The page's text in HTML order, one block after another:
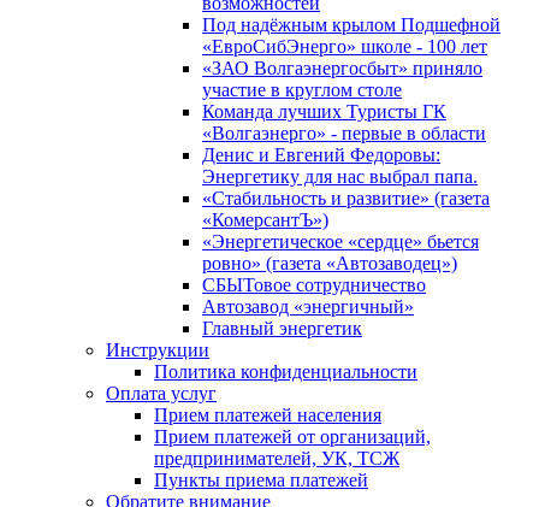
Под надёжным крылом Подшефной
«ЕвроСибЭнерго» школе - 100 лет
«ЗАО Волгаэнергосбыт» приняло
участие в круглом столе
Команда лучших Туристы ГК
«Волгаэнерго» - первые в области
Денис и Евгений Федоровы:
Энергетику для нас выбрал папа.
«Стабильность и развитие» (газета
«КомерсантЪ»)
«Энергетическое «сердце» бьется
ровно» (газета «Автозаводец»)
СБЫТовое сотрудничество
Автозавод «энергичный»
Главный энергетик
Инструкции
Политика конфиденциальности
Оплата услуг
Прием платежей населения
Прием платежей от организаций,
предпринимателей, УК, ТСЖ
Пункты приема платежей
Обратите внимание